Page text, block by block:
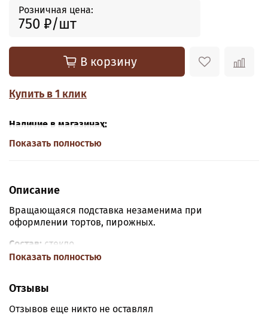
Розничная цена:
750 ₽
В корзину
Купить в 1 клик
Наличие в магазинах:
Показать полностью
Описание
Вращающаяся подставка незаменима при
оформлении тортов, пирожных.
Состав: стекло.
Стекло — один из самых часто используемых для
Показать полностью
Отзывы
Отзывов еще никто не оставлял